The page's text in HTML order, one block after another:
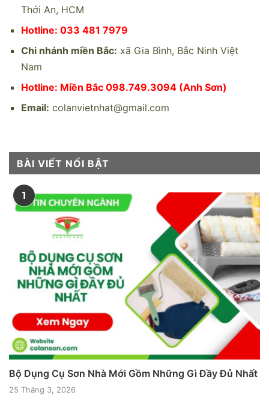
Thới An, HCM
Hotline: 033 481 7979
Chi nhánh miền Bắc: xã Gia Bình, Bắc Ninh Việt
Nam
Hotline: Miền Bắc 098.749.3094 (Anh Sơn)
Email: colanvietnhat@gmail.com
BÀI VIẾT NỔI BẬT
1
Bộ Dụng Cụ Sơn Nhà Mới Gồm Những Gì Đầy Đủ Nhất
25 Tháng 3, 2026